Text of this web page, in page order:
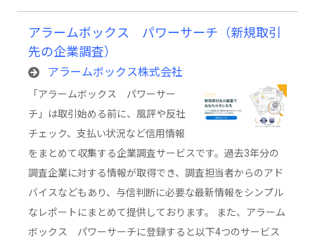
アラームボックス パワーサーチ（新規取引
先の企業調査）
アラームボックス株式会社
「アラームボックス パワーサー
チ」は取引始める前に、風評や反社
チェック、支払い状況など信用情報
をまとめて収集する企業調査サービスです。過去3年分の
調査企業に対する情報が取得でき、調査担当者からのアド
バイスなどもあり、与信判断に必要な最新情報をシンプル
なレポートにまとめて提供しております。 また、アラーム
ボックス パワーサーチに登録すると以下4つのサービス